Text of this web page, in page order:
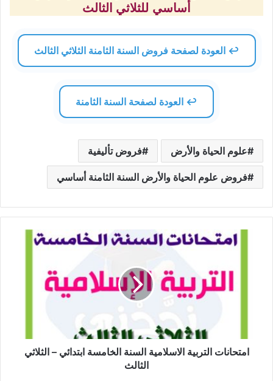
أساسي للثلاثي الثالث
↩️ العودة لصفحة فروض السنة الثامنة الثلاثي الثالث
↩️ العودة لصفحة السنة الثامنة
علوم الحياة والأرض فروض تأليفية
فروض علوم الحياة والأرض السنة الثامنة أساسي
امتحانات
الثالث
امتحانات التربية الاسلامية السنة الخامسة ابتدائي – الثلاثي
الثالث